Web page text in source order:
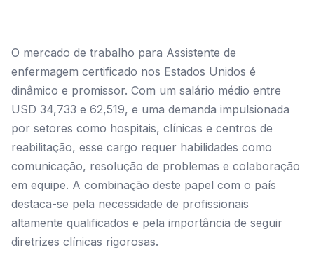
O mercado de trabalho para Assistente de
enfermagem certificado nos Estados Unidos é
dinâmico e promissor. Com um salário médio entre
USD 34,733 e 62,519, e uma demanda impulsionada
por setores como hospitais, clínicas e centros de
reabilitação, esse cargo requer habilidades como
comunicação, resolução de problemas e colaboração
em equipe. A combinação deste papel com o país
destaca-se pela necessidade de profissionais
altamente qualificados e pela importância de seguir
diretrizes clínicas rigorosas.